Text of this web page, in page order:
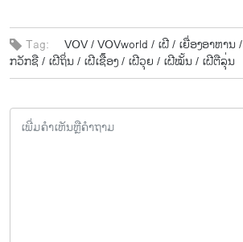
Tag: VOV /VOVworld / ເຝີ / ເຍື່ອງອາຫານ /
ກວັກຊື / ເຝີຖິ່ນ / ເຝີເຊື໊ອງ / ເຝີວຸຍ / ເຝີໝັ້ນ / ເຝີຕືລຸ່ນ